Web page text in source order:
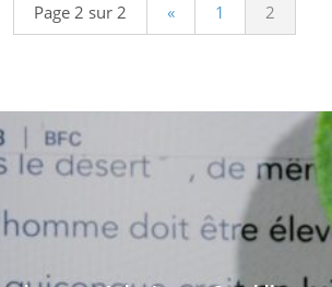
Page 2 sur 2 « 1 2